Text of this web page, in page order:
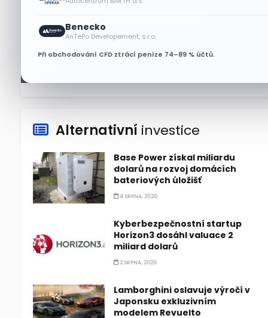
Benecko
AnTePo Developement, s.r.o.
Při obchodování CFD ztrácí peníze 74–89 % účtů.
Hynix se propadl téměř o 10 %
6 SRPNA, 2026
Alternativní investice
Base Power získal miliardu
dolarů na rozvoj domácích
bateriových úložišť
4 SRPNA, 2026
Kyberbezpečnostní startup
Horizon3 dosáhl valuace 2
miliard dolarů
2 SRPNA, 2026
Lamborghini oslavuje výročí v
Japonsku exkluzivním
modelem Revuelto